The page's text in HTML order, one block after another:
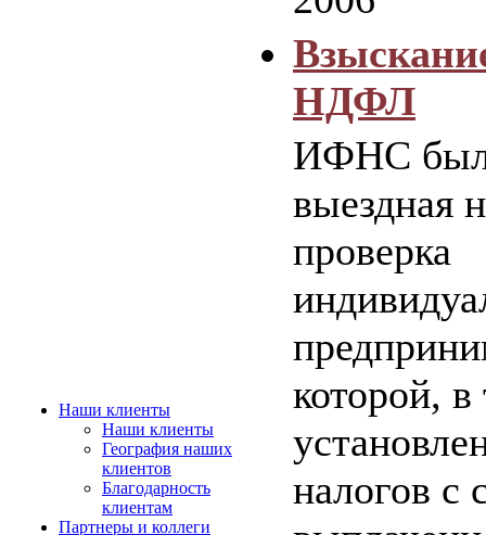
Наши клиенты
Наши клиенты
География наших
клиентов
Благодарность
клиентам
Партнеры и коллеги
НДФЛ
ИФНС
выездная
проверка
которой,
налогов с